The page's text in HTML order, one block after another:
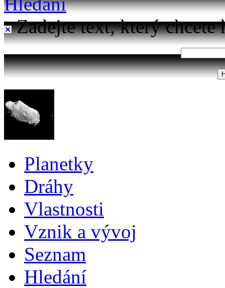
Zadejte text, který chcete
Planetky
Dráhy
Vlastnosti
Vznik a vývoj
Seznam
Hledání